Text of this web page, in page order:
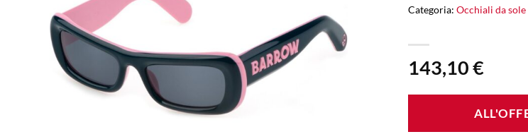
143,10€
Categoria: Occhiali da sole